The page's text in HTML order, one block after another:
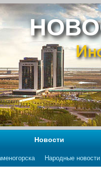
Новости
Народные новости